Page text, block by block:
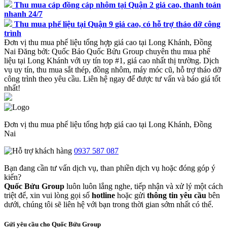
Thu mua cáp đồng cáp nhôm tại Quận 2 giá cao, thanh toán
nhanh 24/7
Thu mua phế liệu tại Quận 9 giá cao, có hỗ trợ tháo dỡ công
trình
Đơn vị thu mua phế liệu tổng hợp giá cao tại Long Khánh, Đồng
Nai Đăng bởi: Quốc Bảo Quốc Bửu Group chuyên thu mua phế
liệu tại Long Khánh với uy tín top #1, giá cao nhất thị trường. Dịch
vụ uy tín, thu mua sắt thép, đồng nhôm, máy móc cũ, hỗ trợ tháo dỡ
công trình theo yêu cầu. Liên hệ ngay để được tư vấn và báo giá tốt
nhất!
Đơn vị thu mua phế liệu tổng hợp giá cao tại Long Khánh, Đồng
Nai
0937 587 087
Bạn đang cần tư vấn dịch vụ, than phiền dịch vụ hoặc đóng góp ý
kiến?
Quốc Bửu Group luôn luôn lắng nghe, tiếp nhận và xử lý một cách
triệt để, xin vui lòng gọi số hotline hoặc gửi thông tin yêu cầu bên
dưới, chúng tôi sẽ liên hệ với bạn trong thời gian sớm nhất có thể.
Gửi yêu cầu cho Quốc Bửu Group